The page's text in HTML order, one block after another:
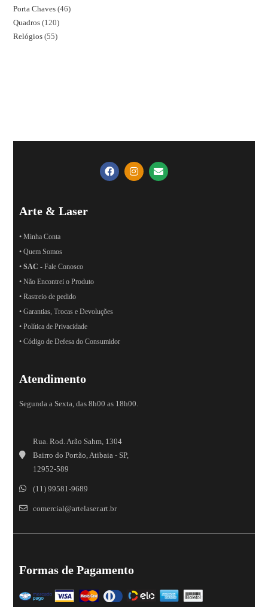
Porta Chaves 46
Quadros 120
Relógios 55
Arte & Laser
• Minha Conta
• Quem Somos
•SAC - Fale Conosco
• Não Encontrei o Produto
• Rastreio de pedido
• Garantias, Trocas e Devoluções
• Política de Privacidade
• Código de Defesa do Consumidor
Atendimento
Segunda a Sexta, das 8h00 as 18h00.
Rua. Rod. Arão Sahm, 1304
Bairro do Portão, Atibaia - SP,
12952-589
(11) 99581-9689
comercial@artelaser.art.br
Formas de Pagamento